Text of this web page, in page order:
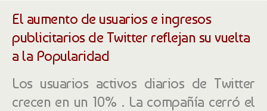
El aumento de usuarios e ingresos
publicitarios de Twitter reflejan su vuelta
a la Popularidad
Los usuarios activos diarios de Twitter
crecen en un 10% . La compañía cerró el